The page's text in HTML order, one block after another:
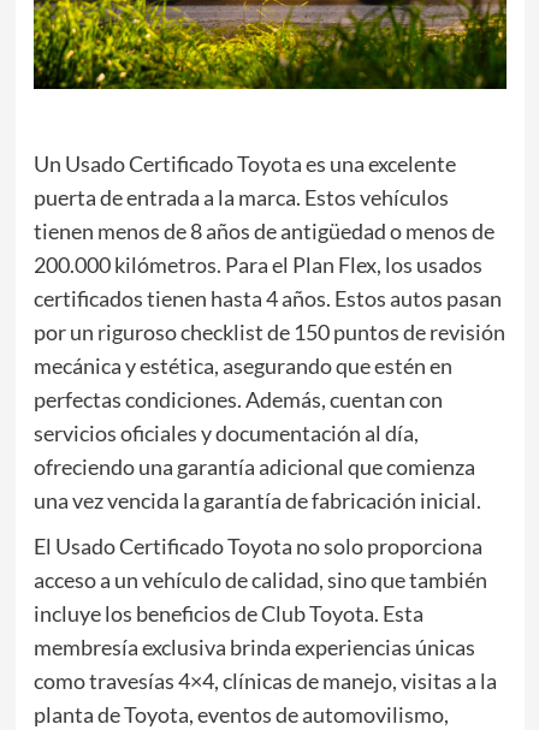
Un Usado Certificado Toyota es una excelente
puerta de entrada a la marca. Estos vehículos
tienen menos de 8 años de antigüedad o menos de
200.000 kilómetros. Para el Plan Flex, los usados
certificados tienen hasta 4 años. Estos autos pasan
por un riguroso checklist de 150 puntos de revisión
mecánica y estética, asegurando que estén en
perfectas condiciones. Además, cuentan con
servicios oficiales y documentación al día,
ofreciendo una garantía adicional que comienza
una vez vencida la garantía de fabricación inicial.
El Usado Certificado Toyota no solo proporciona
acceso a un vehículo de calidad, sino que también
incluye los beneficios de Club Toyota. Esta
membresía exclusiva brinda experiencias únicas
como travesías 4×4, clínicas de manejo, visitas a la
planta de Toyota, eventos de automovilismo,